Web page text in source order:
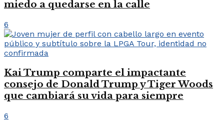
miedo a quedarse en la calle
6
Kai Trump comparte el impactante
consejo de Donald Trump y Tiger Woods
que cambiará su vida para siempre
6